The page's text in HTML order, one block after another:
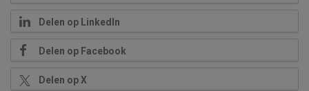
Delen op LinkedIn
Delen op Facebook
Delen op X